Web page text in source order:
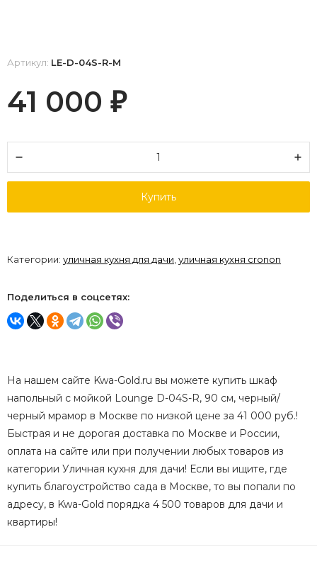
Артикул: LE-D-04S-R-M
41 000 ₽
Купить
Категории: уличная кухня для дачи уличная кухня cronon
Поделиться в соцсетях:
На нашем сайте Kwa-Gold.ru вы можете купить шкаф
напольный с мойкой Lounge D-04S-R, 90 см, черный/
черный мрамор в Москве по низкой цене за 41 000 руб.!
Быстрая и не дорогая доставка по Москве и России,
оплата на сайте или при получении любых товаров из
категории Уличная кухня для дачи! Если вы ищите, где
купить благоустройство сада в Москве, то вы попали по
адресу, в Kwa-Gold порядка 4 500 товаров для дачи и
квартиры!